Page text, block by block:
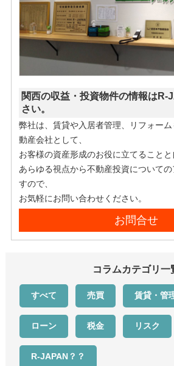
関西の収益・投資物件の情報はR-
さい。
弊社は、賃貸や入居者管理、リフォー
動産会社として、
お客様の資産形成のお役に立てることと
あらゆる視点から不動産投資について
すので、
お気軽にお問い合わせください。
お問合せ
コラムカテゴリ一
すべて 売買 賃貸・管
ローン 税金 リスク
R-JAPAN？？